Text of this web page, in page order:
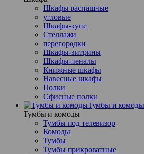
Шкафы распашные
угловые
Шкафы-купе
Стеллажи
перегородки
Шкафы-витрины
Шкафы-пеналы
Книжные шкафы
Навесные шкафы
Полки
Офисные полки
Тумбы и комоды
Тумбы и комоды
Тумбы под телевизор
Комоды
Тумбы
Тумбы прикроватные